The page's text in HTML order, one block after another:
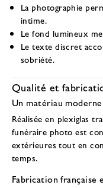
La photographie
intime.
Le fond lumineux
Le texte discret
sobriété.
Qualité et
Un matériau
Réalisée en plexiglas
funéraire photo est
extérieures tout en
temps.
Fabrication française